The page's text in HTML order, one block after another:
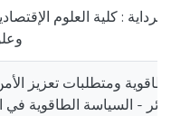
: كلية العلوم
ومتطلبات تعزيز
- السياسة الطاقوية في